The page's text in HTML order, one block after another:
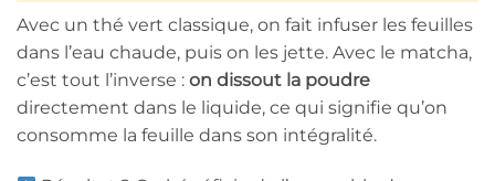
Avec un thé vert classique, on fait infuser les feuilles
dans l’eau chaude, puis on les jette. Avec le matcha,
c’est tout l’inverse : on dissout la poudre
directement dans le liquide, ce qui signifie qu’on
consomme la feuille dans son intégralité.